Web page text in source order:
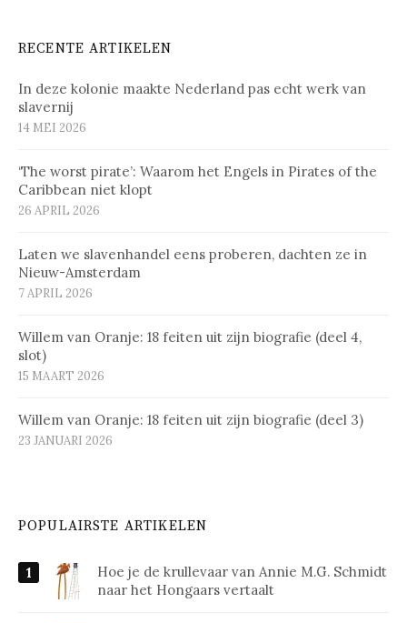
RECENTE ARTIKELEN
In deze kolonie maakte Nederland pas echt werk van
slavernij
14 MEI 2026
‘The worst pirate’: Waarom het Engels in Pirates of the
Caribbean niet klopt
26 APRIL 2026
Laten we slavenhandel eens proberen, dachten ze in
Nieuw-Amsterdam
7 APRIL 2026
Willem van Oranje: 18 feiten uit zijn biografie (deel 4,
slot)
15 MAART 2026
Willem van Oranje: 18 feiten uit zijn biografie (deel 3)
23 JANUARI 2026
POPULAIRSTE ARTIKELEN
Hoe je de krullevaar van Annie M.G. Schmidt
naar het Hongaars vertaalt